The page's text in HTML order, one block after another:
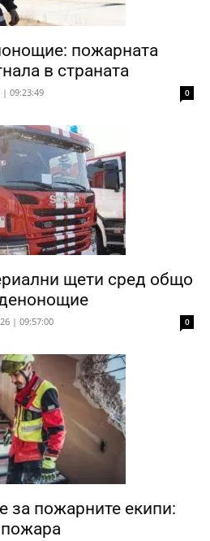
пожарната
в страната
| 09:23:49 0
щети сред общо
| 09:57:00 0
за пожарните екипи:
пожара